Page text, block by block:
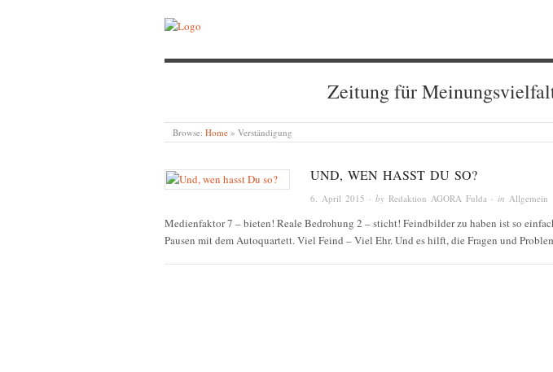
Zeitung für
Browse: Home » Verständigung
UND, WEN HASST DU SO?
6. April 2015 · by Redaktion AGORA Fulda · in Allgemein
Medienfaktor 7 – bieten! Reale Bedrohung 2 – sticht! Feindbilder zu haben ist so
Pausen mit dem Autoquartett. Viel Feind – Viel Ehr. Und es hilft, die Fragen und